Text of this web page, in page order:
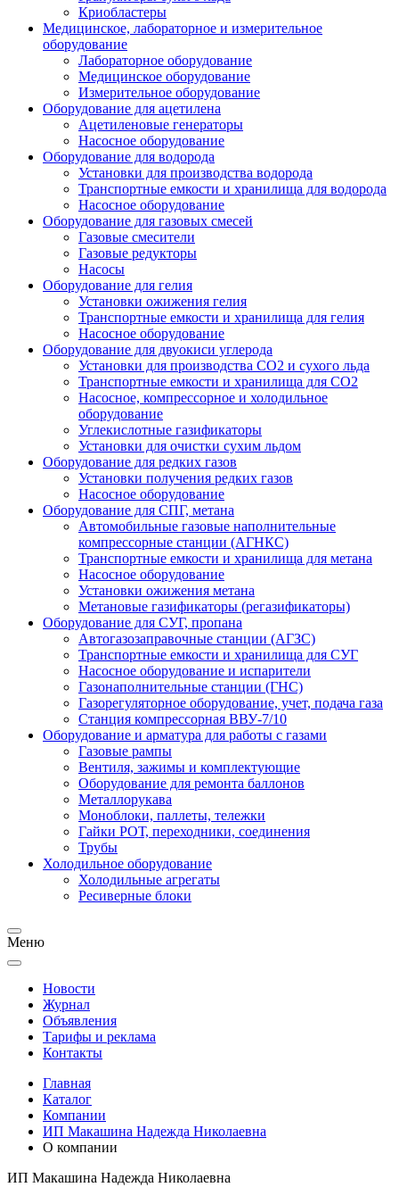
Криобластеры
Медицинское, лабораторное и измерительное
оборудование
Лабораторное оборудование
Медицинское оборудование
Измерительное оборудование
Оборудование для ацетилена
Ацетиленовые генераторы
Насосное оборудование
Оборудование для водорода
Установки для производства водорода
Транспортные емкости и хранилища для водорода
Насосное оборудование
Оборудование для газовых смесей
Газовые смесители
Газовые редукторы
Насосы
Оборудование для гелия
Установки ожижения гелия
Транспортные емкости и хранилища для гелия
Насосное оборудование
Оборудование для двуокиси углерода
Установки для производства СО2 и сухого льда
Транспортные емкости и хранилища для CO2
Насосное, компрессорное и холодильное
оборудование
Углекислотные газификаторы
Установки для очистки сухим льдом
Оборудование для редких газов
Установки получения редких газов
Насосное оборудование
Оборудование для СПГ, метана
Автомобильные газовые наполнительные
компрессорные станции (АГНКС)
Транспортные емкости и хранилища для метана
Насосное оборудование
Установки ожижения метана
Метановые газификаторы (регазификаторы)
Оборудование для СУГ, пропана
Автогазозаправочные станции (АГЗС)
Транспортные емкости и хранилища для СУГ
Насосное оборудование и испарители
Газонаполнительные станции (ГНС)
Газорегуляторное оборудование, учет, подача газа
Станция компрессорная ВВУ-7/10
Оборудование и арматура для работы с газами
Газовые рампы
Вентиля, зажимы и комплектующие
Оборудование для ремонта баллонов
Металлорукава
Моноблоки, паллеты, тележки
Гайки РОТ, переходники, соединения
Трубы
Холодильное оборудование
Холодильные агрегаты
Ресиверные блоки
Меню
Новости
Журнал
Объявления
Тарифы и реклама
Контакты
Главная
Каталог
Компании
ИП Макашина Надежда Николаевна
О компании
ИП Макашина Надежда Николаевна